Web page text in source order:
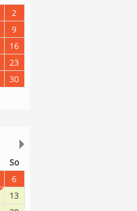
2
9
16
23
30
So
6
13